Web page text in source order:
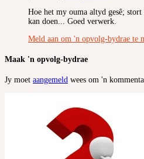
Hoe het my ouma altyd gesê;
kan doen... Goed verwerk.
Meld aan om 'n opvolg-bydrae te
Maak 'n opvolg-bydrae
Jy moet aangemeld wees om 'n